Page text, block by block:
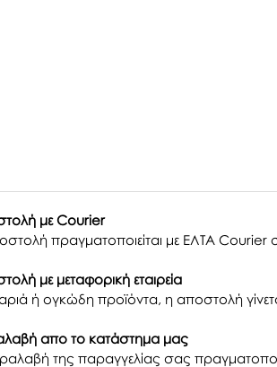
με Courier
πραγματοποιείται με ΕΛΤΑ Courier
με μεταφορική εταιρεία
ή ογκώδη προϊόντα, η αποστολή
απο το κατάστημα μας
της παραγγελίας σας